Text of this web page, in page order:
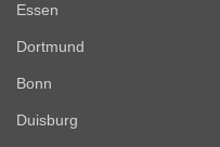
Essen
Dortmund
Bonn
Duisburg